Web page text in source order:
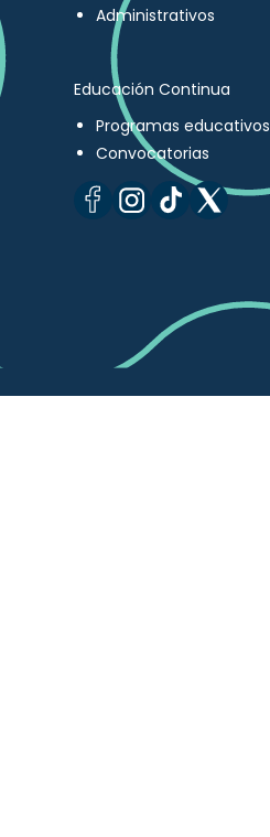
Administrativos
Educación Continua
Programas educativos
Convocatorias